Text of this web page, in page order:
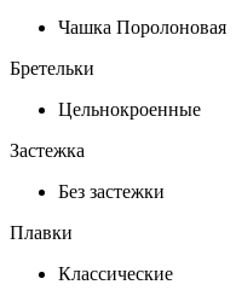
Чашка Поролоновая
Бретельки
Цельнокроенные
Застежка
Без застежки
Плавки
Классические